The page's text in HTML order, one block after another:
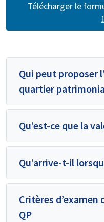
Télécharger le
Qui peut proposer
quartier
Qu’est-ce que la
Qu’arrive-t-il
Critères
QP